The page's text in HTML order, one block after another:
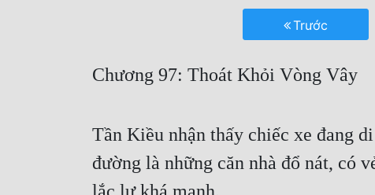
Trước
Chương 97: Thoát Khỏi Vòng Vây
Tần Kiều nhận thấy chiếc xe đang
đường là những căn nhà đổ nát, có